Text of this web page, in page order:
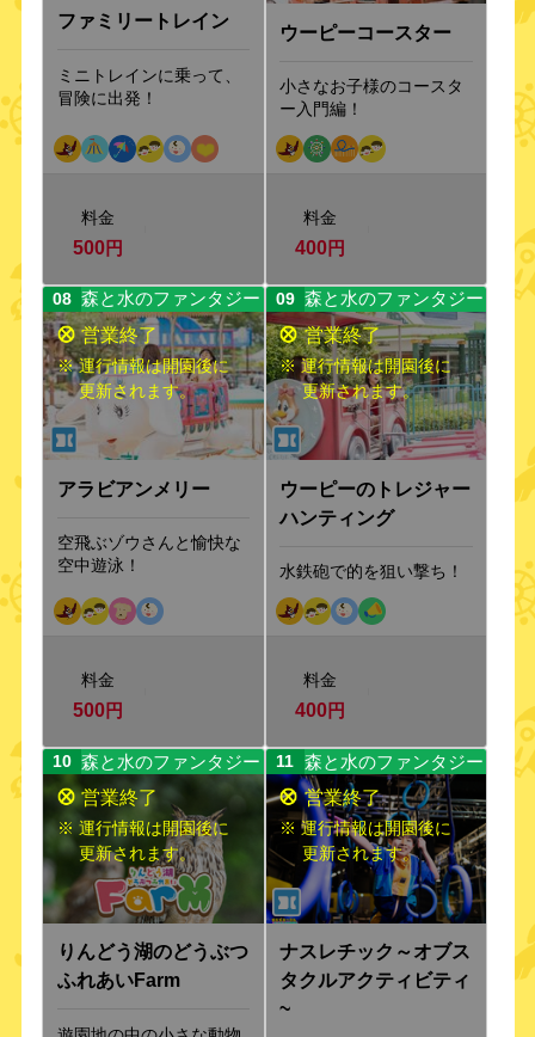
ファミリートレイン
ミニトレインに乗って、
冒険に出発！
料金
500円
ウーピーコースター
小さなお子様のコースタ
ー入門編！
料金
400円
08 森と水のファンタジー
※ 運行情報は開園後に
更新されます。
アラビアンメリー
空飛ぶゾウさんと愉快な
空中遊泳！
料金
500円
09 森と水のファンタジー
※ 運行情報は開園後に
更新されます。
ウーピーのトレジャー
ハンティング
水鉄砲で的を狙い撃ち！
料金
400円
10 森と水のファンタジー
※ 運行情報は開園後に
更新されます。
りんどう湖のどうぶつ
ふれあいFarm
11 森と水のファンタジー
※ 運行情報は開園後に
更新されます。
ナスレチック～オブス
タクルアクティビティ
~